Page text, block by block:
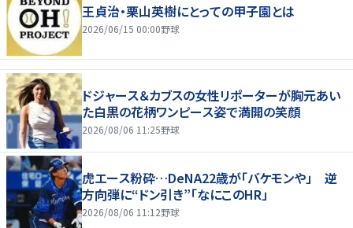
王貞治・栗山英樹にとっての甲子園とは
2026/06/15 00:00野球
ドジャース＆カブスの女性リポーターが胸元あい
た白黒の花柄ワンピース姿で満開の笑顔
2026/08/06 11:25野球
虎エース粉砕…DeNA22歳が「バケモンや」 逆
方向弾に“ドン引き”「なにこのHR」
2026/08/06 11:12野球